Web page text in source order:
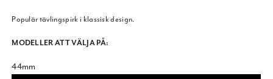
Populär tävlingspirk i klassisk design.
MODELLER ATT VÄLJA PÅ:
44mm